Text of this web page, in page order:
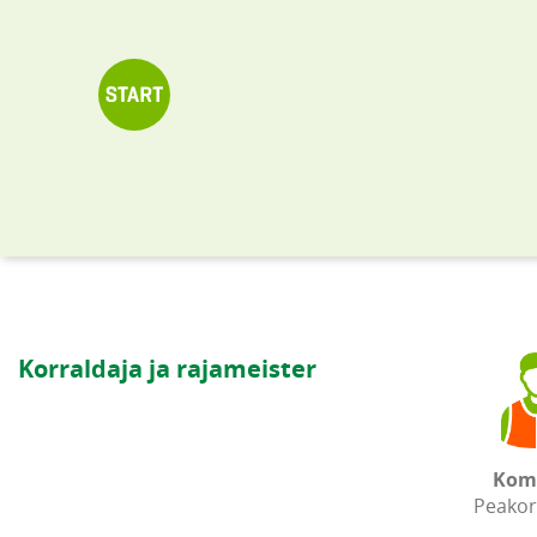
Korraldaja ja rajameister